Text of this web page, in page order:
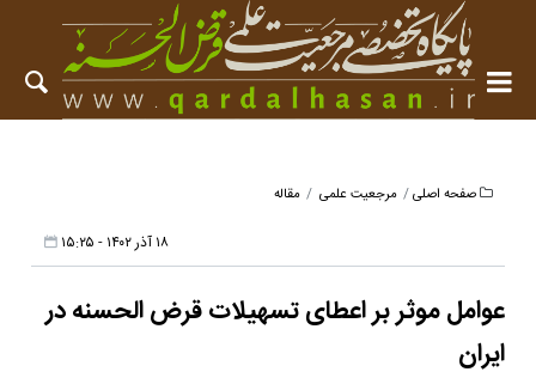
صفحه اصلی مرجعیت علمی مقاله
۱۸ آذر ۱۴۰۲ - ۱۵:۲۵
عوامل موثر بر اعطای تسهیلات قرض الحسنه در
ایران